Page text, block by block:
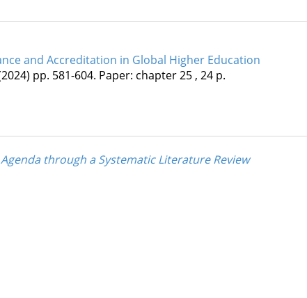
and Accreditation in Global Higher Education
pp. 581-604. Paper: chapter 25 , 24 p.
through a Systematic Literature Review